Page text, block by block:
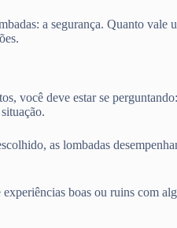
a segurança. Quanto
você deve estar se
as lombadas
boas ou ruins com